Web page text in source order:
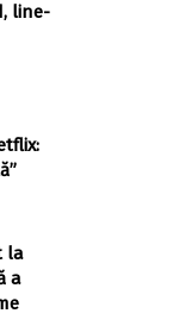
line-
la
a